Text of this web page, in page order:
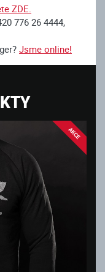
ZDE.
776 26 4444,
Jsme online!
AKCE